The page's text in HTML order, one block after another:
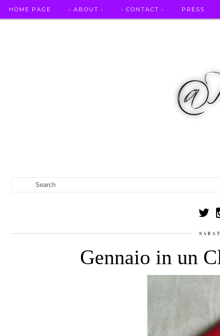
HOME PAGE • ABOUT • • CONTACT • PRESS
Gennaio in un